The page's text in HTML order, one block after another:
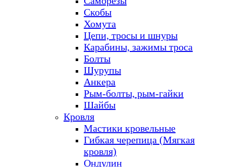
Скобы
Хомута
Цепи, тросы и шнуры
Карабины, зажимы троса
Болты
Шурупы
Анкера
Рым-болты, рым-гайки
Шайбы
Кровля
Мастики кровельные
Гибкая черепица (Мягкая
кровля)
Ондулин